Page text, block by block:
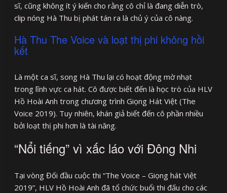
sĩ, cũng không ít ý kiến cho rằng cô chỉ là đang diễn trò,
clip nóng Hà Thu bị phát tán ra là chủ ý của cô nàng.
Hà Thu The Voice và loạt thị phi không hồi
kết
Là một ca sĩ, song Hà Thu lại có hoạt động mờ nhạt
trong lĩnh vực ca hát. Cô được biết đến là học trò của HLV
Hồ Hoài Anh trong chương trình Giọng Hát Việt (The
Voice 2019). Tuy nhiên, khán giả biết đến cô phần nhiều
bởi loạt thị phi hơn là tài năng.
“Nổi tiếng” vì xấc láo với Đông Nhi
Tại vòng Đối đầu cuộc thi “The Voice – Giọng hát Việt
2019”, HLV Hồ Hoài Anh đã tổ chức buổi thi đấu cho các